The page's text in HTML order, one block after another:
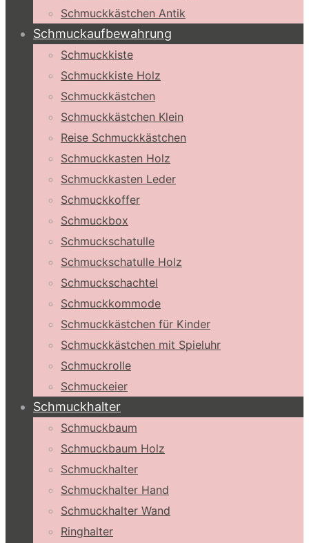
Schmuckkästchen Antik
Schmuckaufbewahrung
Schmuckkiste
Schmuckkiste Holz
Schmuckkästchen
Schmuckkästchen Klein
Reise Schmuckkästchen
Schmuckkasten Holz
Schmuckkasten Leder
Schmuckkoffer
Schmuckbox
Schmuckschatulle
Schmuckschatulle Holz
Schmuckschachtel
Schmuckkommode
Schmuckkästchen für Kinder
Schmuckkästchen mit Spieluhr
Schmuckrolle
Schmuckeier
Schmuckhalter
Schmuckbaum
Schmuckbaum Holz
Schmuckhalter
Schmuckhalter Hand
Schmuckhalter Wand
Ringhalter